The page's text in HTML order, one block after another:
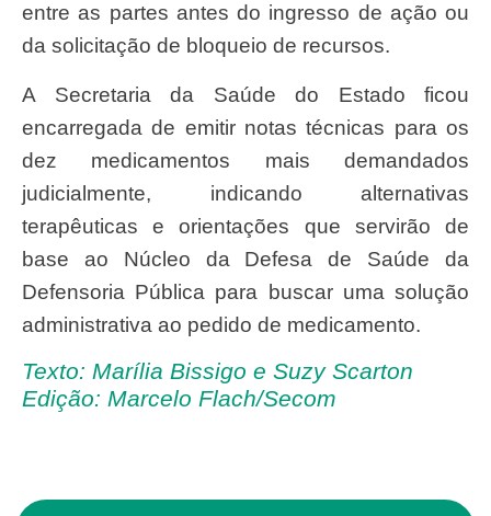
entre as partes antes do ingresso de ação ou
da solicitação de bloqueio de recursos.
A Secretaria da Saúde do Estado ficou
encarregada de emitir notas técnicas para os
dez medicamentos mais demandados
judicialmente, indicando alternativas
terapêuticas e orientações que servirão de
base ao Núcleo da Defesa de Saúde da
Defensoria Pública para buscar uma solução
administrativa ao pedido de medicamento.
Texto: Marília Bissigo e Suzy Scarton
Edição: Marcelo Flach/Secom